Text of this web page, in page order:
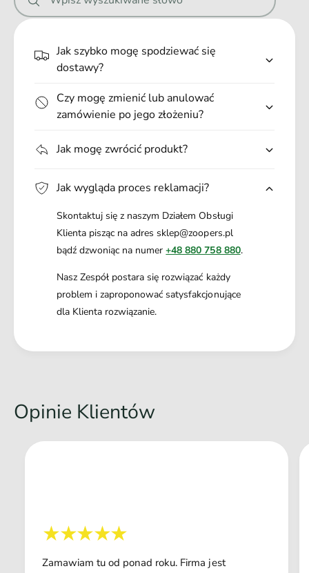
e
Jak szybko mogę spodziewać się
dostawy?
Czy mogę zmienić lub anulować
zamówienie po jego złożeniu?
Jak mogę zwrócić produkt?
Jak wygląda proces reklamacji?
Skontaktuj się z naszym Działem Obsługi
Klienta pisząc na adres sklep@zoopers.pl
bądź dzwoniąc na numer+48 880 758 880.
Nasz Zespół postara się rozwiązać każdy
problem i zaproponować satysfakcjonujące
dla Klienta rozwiązanie.
Opinie Klientów
Zamawiam tu od ponad roku. Firma jest